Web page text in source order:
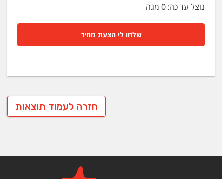
נוצל עד כה: 0 מגה
שלחו לי הצעת מחיר
חזרה לעמוד תוצאות